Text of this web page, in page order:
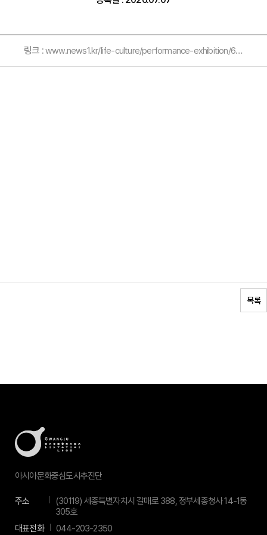
링크 :www.news1.kr/life-culture/performance-exhibition/6219531
목록
아시아문화중심도시추진단
주소
(30119) 세종특별자치시 갈매로 388, 정부세종청사 14-1동
305호
대표전화
044-203-2350